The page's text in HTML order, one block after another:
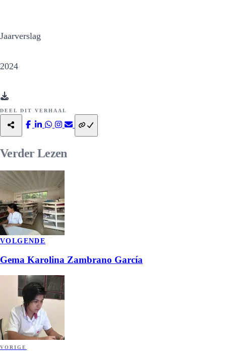
Jaarverslag
2024
DEEL DIT VERHAAL
Verder Lezen
VOLGENDE
Gema Karolina Zambrano García
VORIGE